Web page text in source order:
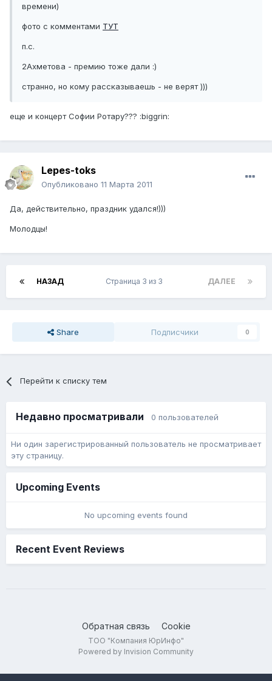
времени)
фото с комментами ТУТ
п.с.
2Ахметова - премию тоже дали :)
странно, но кому рассказываешь - не верят )))
еще и концерт Софии Ротару??? :biggrin:
Lepes-toks
Опубликовано 11 Марта 2011
Да, действительно, праздник удался!)))
Молодцы!
НАЗАД ДАЛЕЕ
Страница 3 из 3
Share Подписчики 0
Перейти к списку тем
Недавно просматривали 0 пользователей
Ни один зарегистрированный пользователь не просматривает
эту страницу.
Upcoming Events
No upcoming events found
Recent Event Reviews
Обратная связь Cookie
ТОО "Компания ЮрИнфо"
Powered by Invision Community